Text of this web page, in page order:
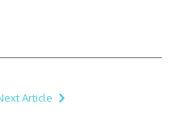
Article